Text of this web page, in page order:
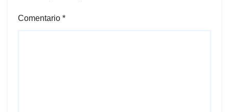
Comentario *